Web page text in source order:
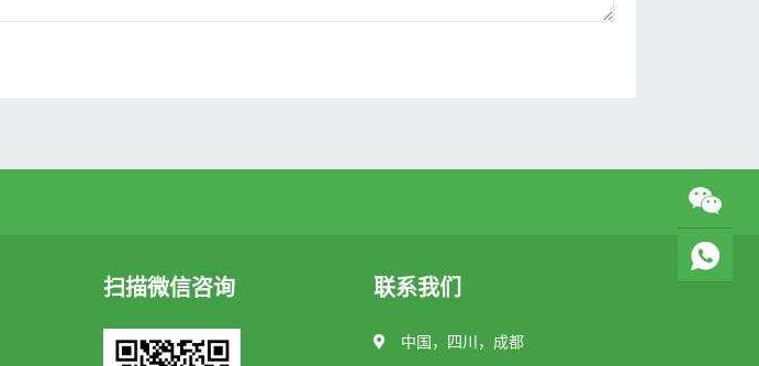
扫描微信咨询 联系我们
中国，四川，成都